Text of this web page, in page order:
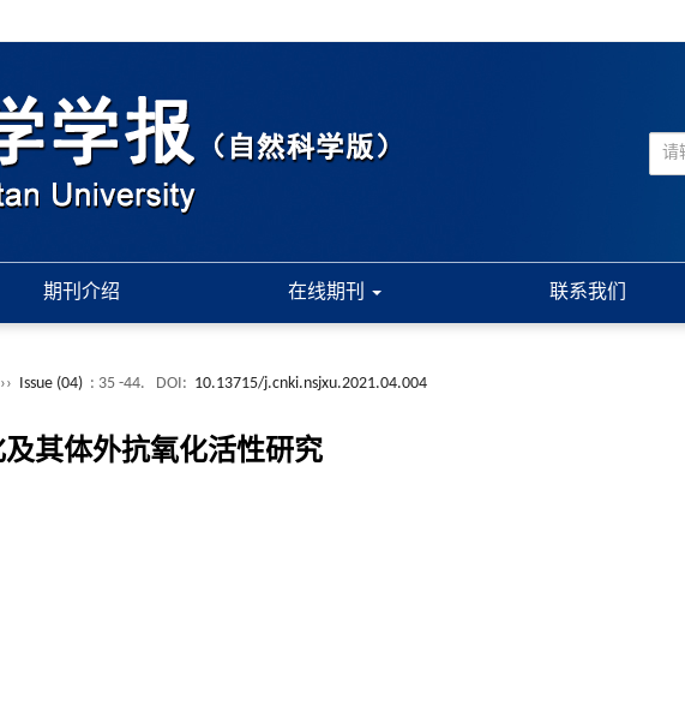
期刊介绍 在线期刊 联系我们
›› Issue (04) : 35 -44. DOI: 10.13715/j.cnki.nsjxu.2021.04.004
其体外抗氧化活性研究